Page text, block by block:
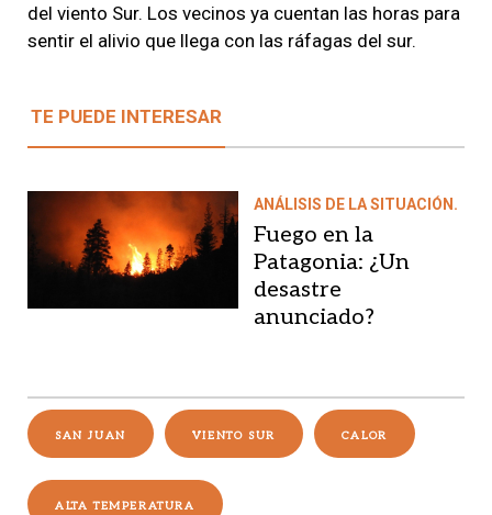
del viento Sur. Los vecinos ya cuentan las horas para
sentir el alivio que llega con las ráfagas del sur.
TE PUEDE INTERESAR
ANÁLISIS DE LA SITUACIÓN.
Fuego en la
Patagonia: ¿Un
desastre
anunciado?
SAN JUAN VIENTO SUR CALOR
ALTA TEMPERATURA